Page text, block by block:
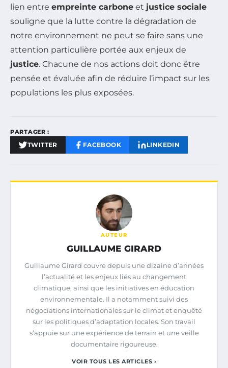
lien entre empreinte carbone et justice sociale
souligne que la lutte contre la dégradation de
notre environnement ne peut se faire sans une
attention particulière portée aux enjeux de
justice. Chacune de nos actions doit donc être
pensée et évaluée afin de réduire l’impact sur les
populations les plus exposées.
PARTAGER :
TWITTER FACEBOOK LINKEDIN
AUTEUR
GUILLAUME GIRARD
Guillaume Girard couvre depuis une dizaine d’années
l’actualité et les enjeux liés au changement
climatique, ainsi que les initiatives en éducation
environnementale. Il a notamment suivi des
négociations internationales sur le climat et enquêté
sur les politiques d’adaptation locales. Son travail
s’appuie sur une expérience de terrain et une veille
documentaire rigoureuse.
VOIR TOUS LES ARTICLES ›